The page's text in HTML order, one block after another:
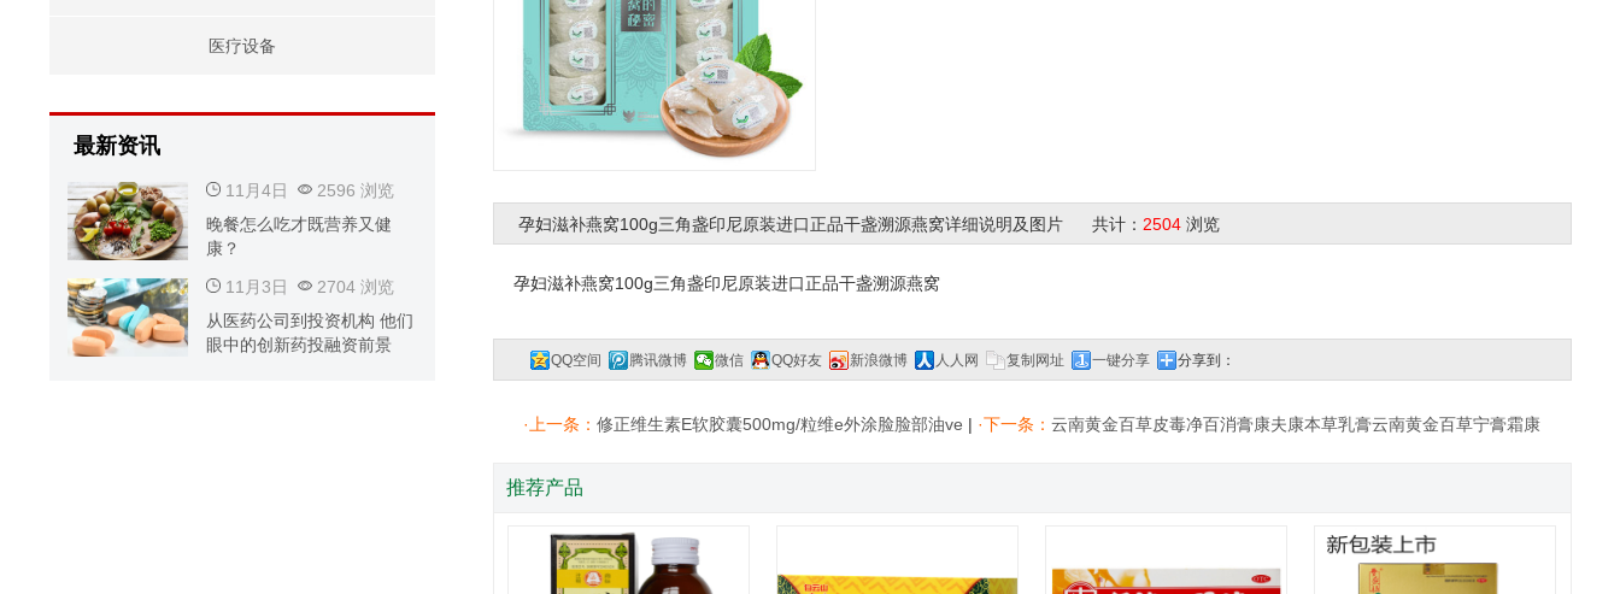
医疗设备
最新资讯
11月4日
2596 浏览
晚餐怎么吃才既营养又健
康？
11月3日
2704 浏览
从医药公司到投资机构 他们
眼中的创新药投融资前景
孕妇滋补燕窝100g三角盏印尼原装进口正品干盏溯源燕窝详细说明及图片 共计： 2504浏览
孕妇滋补燕窝100g三角盏印尼原装进口正品干盏溯源燕窝
QQ空间 腾讯微博 微信 QQ好友 新浪微博 人人网 复制网址 一键分享 分享到：
·上一条： 修正维生素E软胶囊500mg/粒维e外涂脸脸部油ve | ·下一条： 云南黄金百草皮毒净百消膏康夫康本草乳膏云南黄金百草宁膏霜康
推荐产品